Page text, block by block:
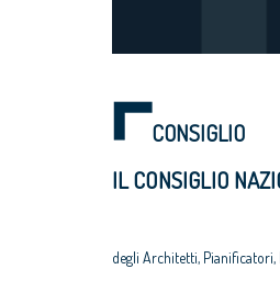
CONSIGLIO
IL CONSIGLIO
degli Architetti, Pianificatori,